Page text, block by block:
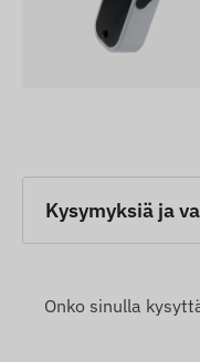
Kysymyksiä ja
Onko sinulla